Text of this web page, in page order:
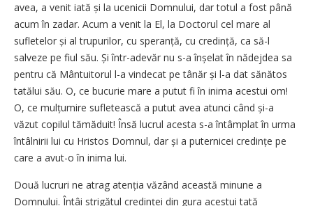
avea, a venit iată și la ucenicii Domnului, dar totul a fost până
acum în zadar. Acum a venit la El, la Doctorul cel mare al
sufletelor și al trupurilor, cu speranță, cu credință, ca să-l
salveze pe fiul său. Și într-adevăr nu s-a înșelat în nădejdea sa
pentru că Mântuitorul l-a vindecat pe tânăr și l-a dat sănătos
tatălui său. O, ce bucurie mare a putut fi în inima acestui om!
O, ce mul­țumire sufletească a putut avea atunci când și-a
văzut copilul tămăduit! Însă lucrul acesta s-a întâmplat în urma
întâlnirii lui cu Hristos Domnul, dar și a puternicei credințe pe
care a avut-o în inima lui.
Două lucruri ne atrag atenția văzând această minune a
Domnului. Întâi strigătul credinței din gura acestui tată